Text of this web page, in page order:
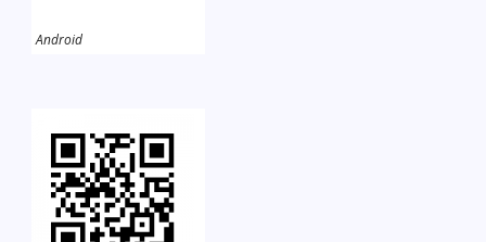
Android